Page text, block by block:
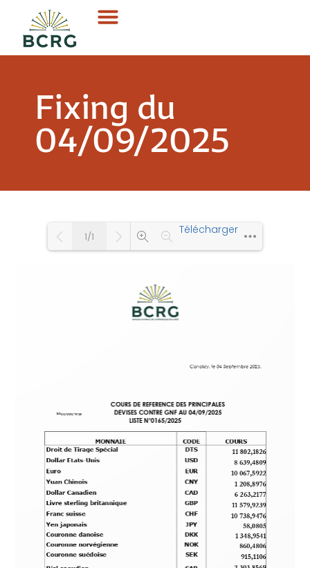
Fixing du
04/09/2025
1/1
Télécharger